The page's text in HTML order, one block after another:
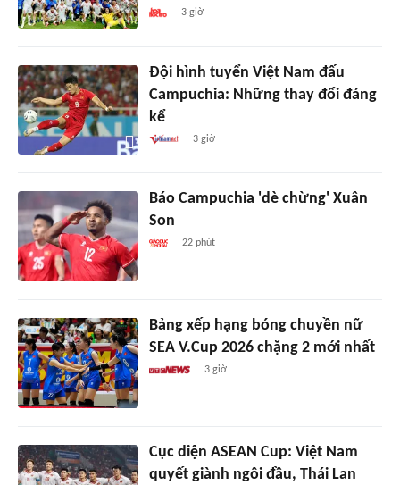
3 giờ
Đội hình tuyển Việt Nam đấu
Campuchia: Những thay đổi đáng
kể
3 giờ
Báo Campuchia 'dè chừng' Xuân
Son
22 phút
Bảng xếp hạng bóng chuyền nữ
SEA V.Cup 2026 chặng 2 mới nhất
3 giờ
Cục diện ASEAN Cup: Việt Nam
quyết giành ngôi đầu, Thái Lan